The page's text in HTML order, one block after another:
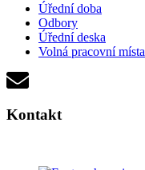
Úřední doba
Odbory
Úřední deska
Volná pracovní místa
Kontakt